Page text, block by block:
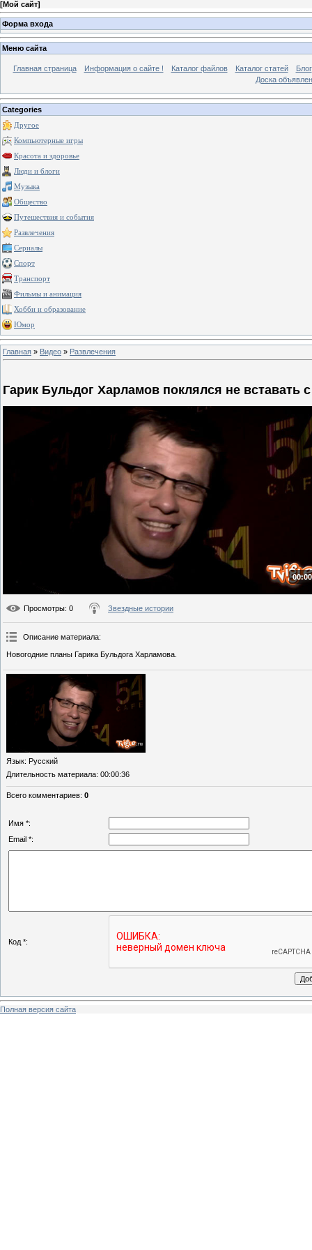
[Мой сайт]
Форма входа
Меню сайта
Главная страница Информация о сайте ! Каталог файлов Каталог статей
Блог
Доска
Categories
Другое
Компьютерные игры
Красота и здоровье
Люди и блоги
Музыка
Общество
Путешествия и события
Развлечения
Сериалы
Спорт
Транспорт
Фильмы и анимация
Хобби и образование
Юмор
Главная » Видео » Развлечения
Гарик Бульдог Харламов поклялся не вставать
Просмотры: 0 Звездные истории
Описание материала:
Новогодние планы Гарика Бульдога Харламова.
Язык: Русский
Длительность материала: 00:00:36
Всего комментариев: 0
Имя *:
Email *:
Код *:
Полная версия сайта